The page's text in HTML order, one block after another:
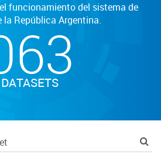
funcionamiento del sistema de
la República Argentina.
DATASETS